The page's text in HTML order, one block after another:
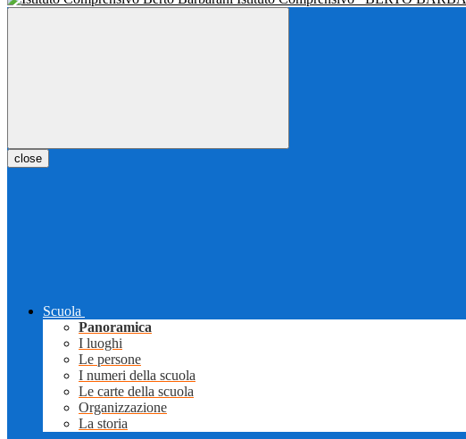
close
Scuola
Panoramica
I luoghi
Le persone
I numeri della scuola
Le carte della scuola
Organizzazione
La storia